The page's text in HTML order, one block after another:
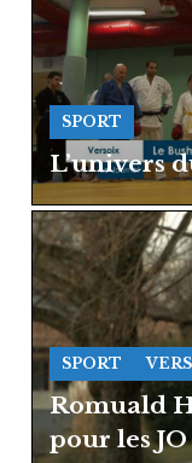
SPORT
L’univers
SPORT
Romuald
pour les